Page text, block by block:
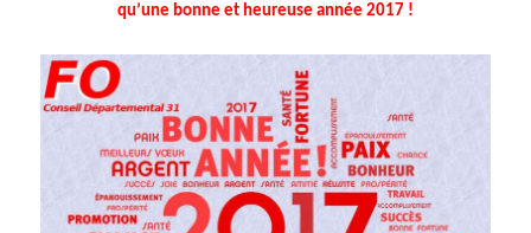
qu’une bonne et heureuse année 2017 !